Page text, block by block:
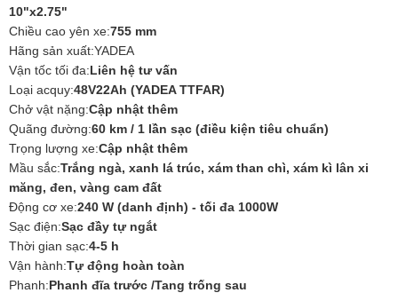
10"x2.75"
Chiều cao yên xe:755 mm
Hãng sản xuất:YADEA
Vận tốc tối đa:Liên hệ tư vấn
Loại acquy:48V22Ah (YADEA TTFAR)
Chở vật nặng:Cập nhật thêm
Quãng đường:60 km / 1 lần sạc (điều kiện tiêu chuẩn)
Trọng lượng xe:Cập nhật thêm
Mầu sắc:Trắng ngà, xanh lá trúc, xám than chì, xám kì lân xi
măng, đen, vàng cam đất
Động cơ xe:240 W (danh định) - tối đa 1000W
Sạc điện:Sạc đầy tự ngắt
Thời gian sạc:4-5 h
Vận hành:Tự động hoàn toàn
Phanh:Phanh đĩa trước /Tang trống sau